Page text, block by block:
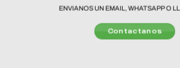
ENVIANOS UN EMAIL, WHATSAPP O
Contactanos